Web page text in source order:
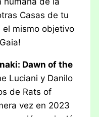
Casas de tu
mismo objetivo
Dawn of the
Luciani y Danilo
de Rats of
vez en 2023